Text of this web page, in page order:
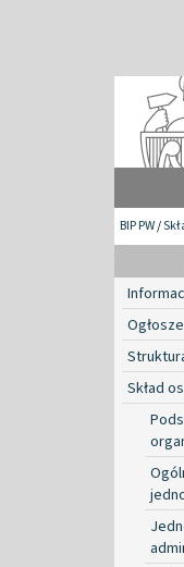
BIP PW/
Skład